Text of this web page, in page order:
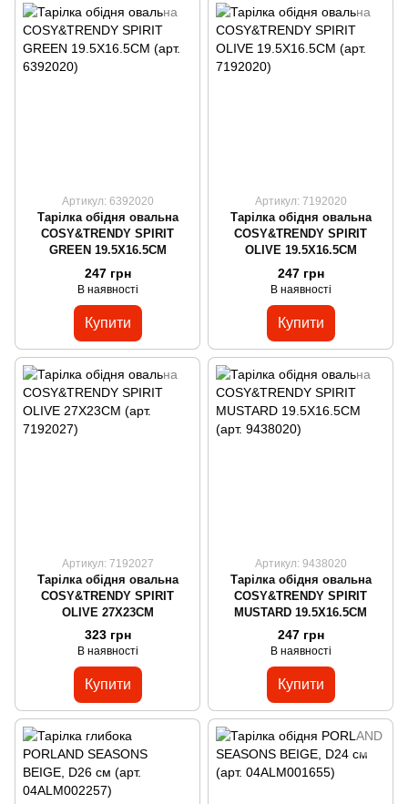
Артикул: 6392020
Тарілка обідня овальна
COSY&TRENDY SPIRIT
GREEN 19.5X16.5CM
247 грн
В наявності
Купити
Артикул: 7192020
Тарілка обідня овальна
COSY&TRENDY SPIRIT
OLIVE 19.5X16.5CM
247 грн
В наявності
Купити
Артикул: 7192027
Тарілка обідня овальна
COSY&TRENDY SPIRIT
OLIVE 27X23CM
323 грн
В наявності
Купити
Артикул: 9438020
Тарілка обідня овальна
COSY&TRENDY SPIRIT
MUSTARD 19.5X16.5CM
247 грн
В наявності
Купити